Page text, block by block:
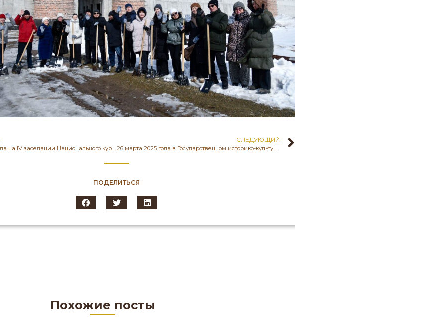
14 марта 2025 года на IV заседании Национального курултая Президент Республики Казахстан Касым-Жомарт Кемелевич Токаев подчеркнул: «Популяризация спорта, особенно среди детей и молодежи, – это залог здоровья нашей нации».
СЛЕДУЮЩИЙ
26 марта 2025 года в Государственном историко-культурном музее-заповеднике «Бозоқ» прошел семинар-практикум на тему «Реконструкция и музеефикация археологического памятника в условиях природного ландшафта»
ПОДЕЛИТЬСЯ
Похожие посты